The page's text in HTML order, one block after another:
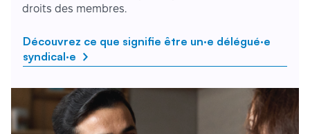
droits des membres.
Découvrez ce que signifie être un·e délégué·e
syndical·e